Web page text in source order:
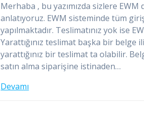
Merhaba , bu yazımızda sizlere
anlatıyoruz. EWM sisteminde tüm
yapılmaktadır. Teslimatınız yok ise
Yarattığınız teslimat başka bir belge
yarattığınız bir teslimat ta olabilir.
satın alma siparişine istinaden…
Devamı